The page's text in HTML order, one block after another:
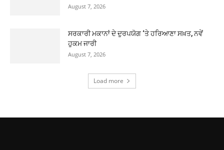
August 7, 2026
ਸਰਕਾਰੀ ਮਕਾਨਾਂ ਦੇ ਦੁਰਪਯੋਗ ‘ਤੇ ਹਰਿਆਣਾ ਸਖ਼ਤ, ਨਵੇਂ
ਹੁਕਮ ਜਾਰੀ
August 7, 2026
Load more